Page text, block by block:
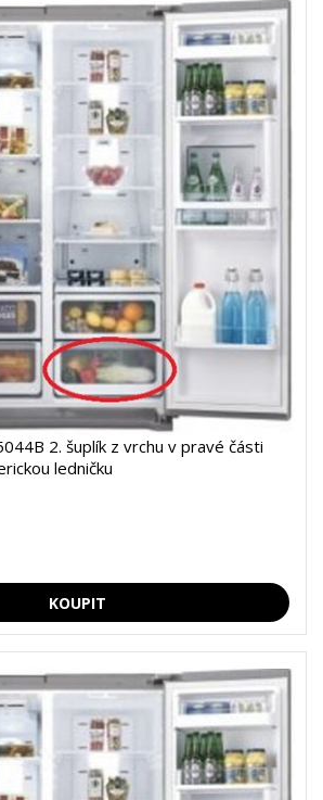
2. šuplík z vrchu v pravé části
ledničku